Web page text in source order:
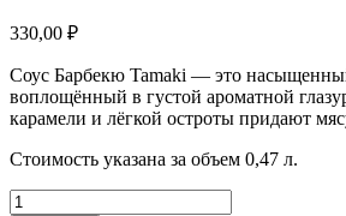
330,00 ₽
Соус Барбекю Tamaki — это
воплощённый в густой ароматной
карамели и лёгкой остроты придают
Стоимость указана за объем 0,47 л.